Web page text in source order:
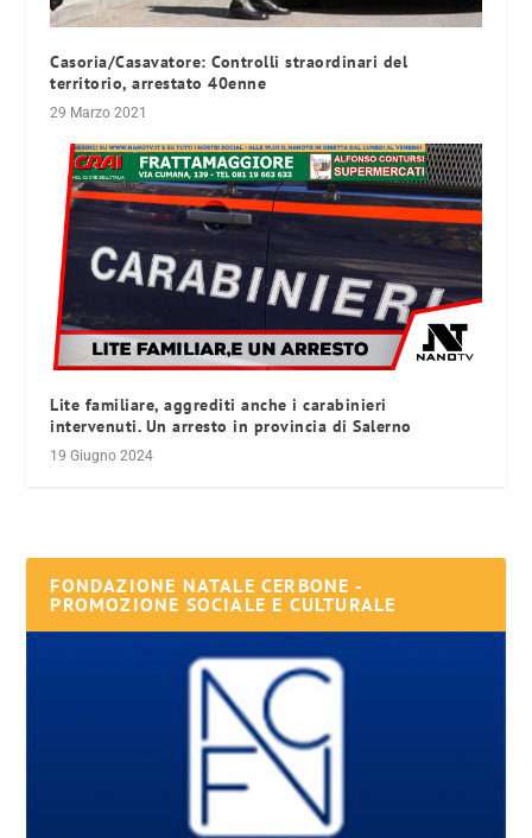
Casoria/Casavatore: Controlli straordinari del
territorio, arrestato 40enne
29 Marzo 2021
Lite familiare, aggrediti anche i carabinieri
intervenuti. Un arresto in provincia di Salerno
19 Giugno 2024
FONDAZIONE NATALE CERBONE -
PROMOZIONE SOCIALE E CULTURALE